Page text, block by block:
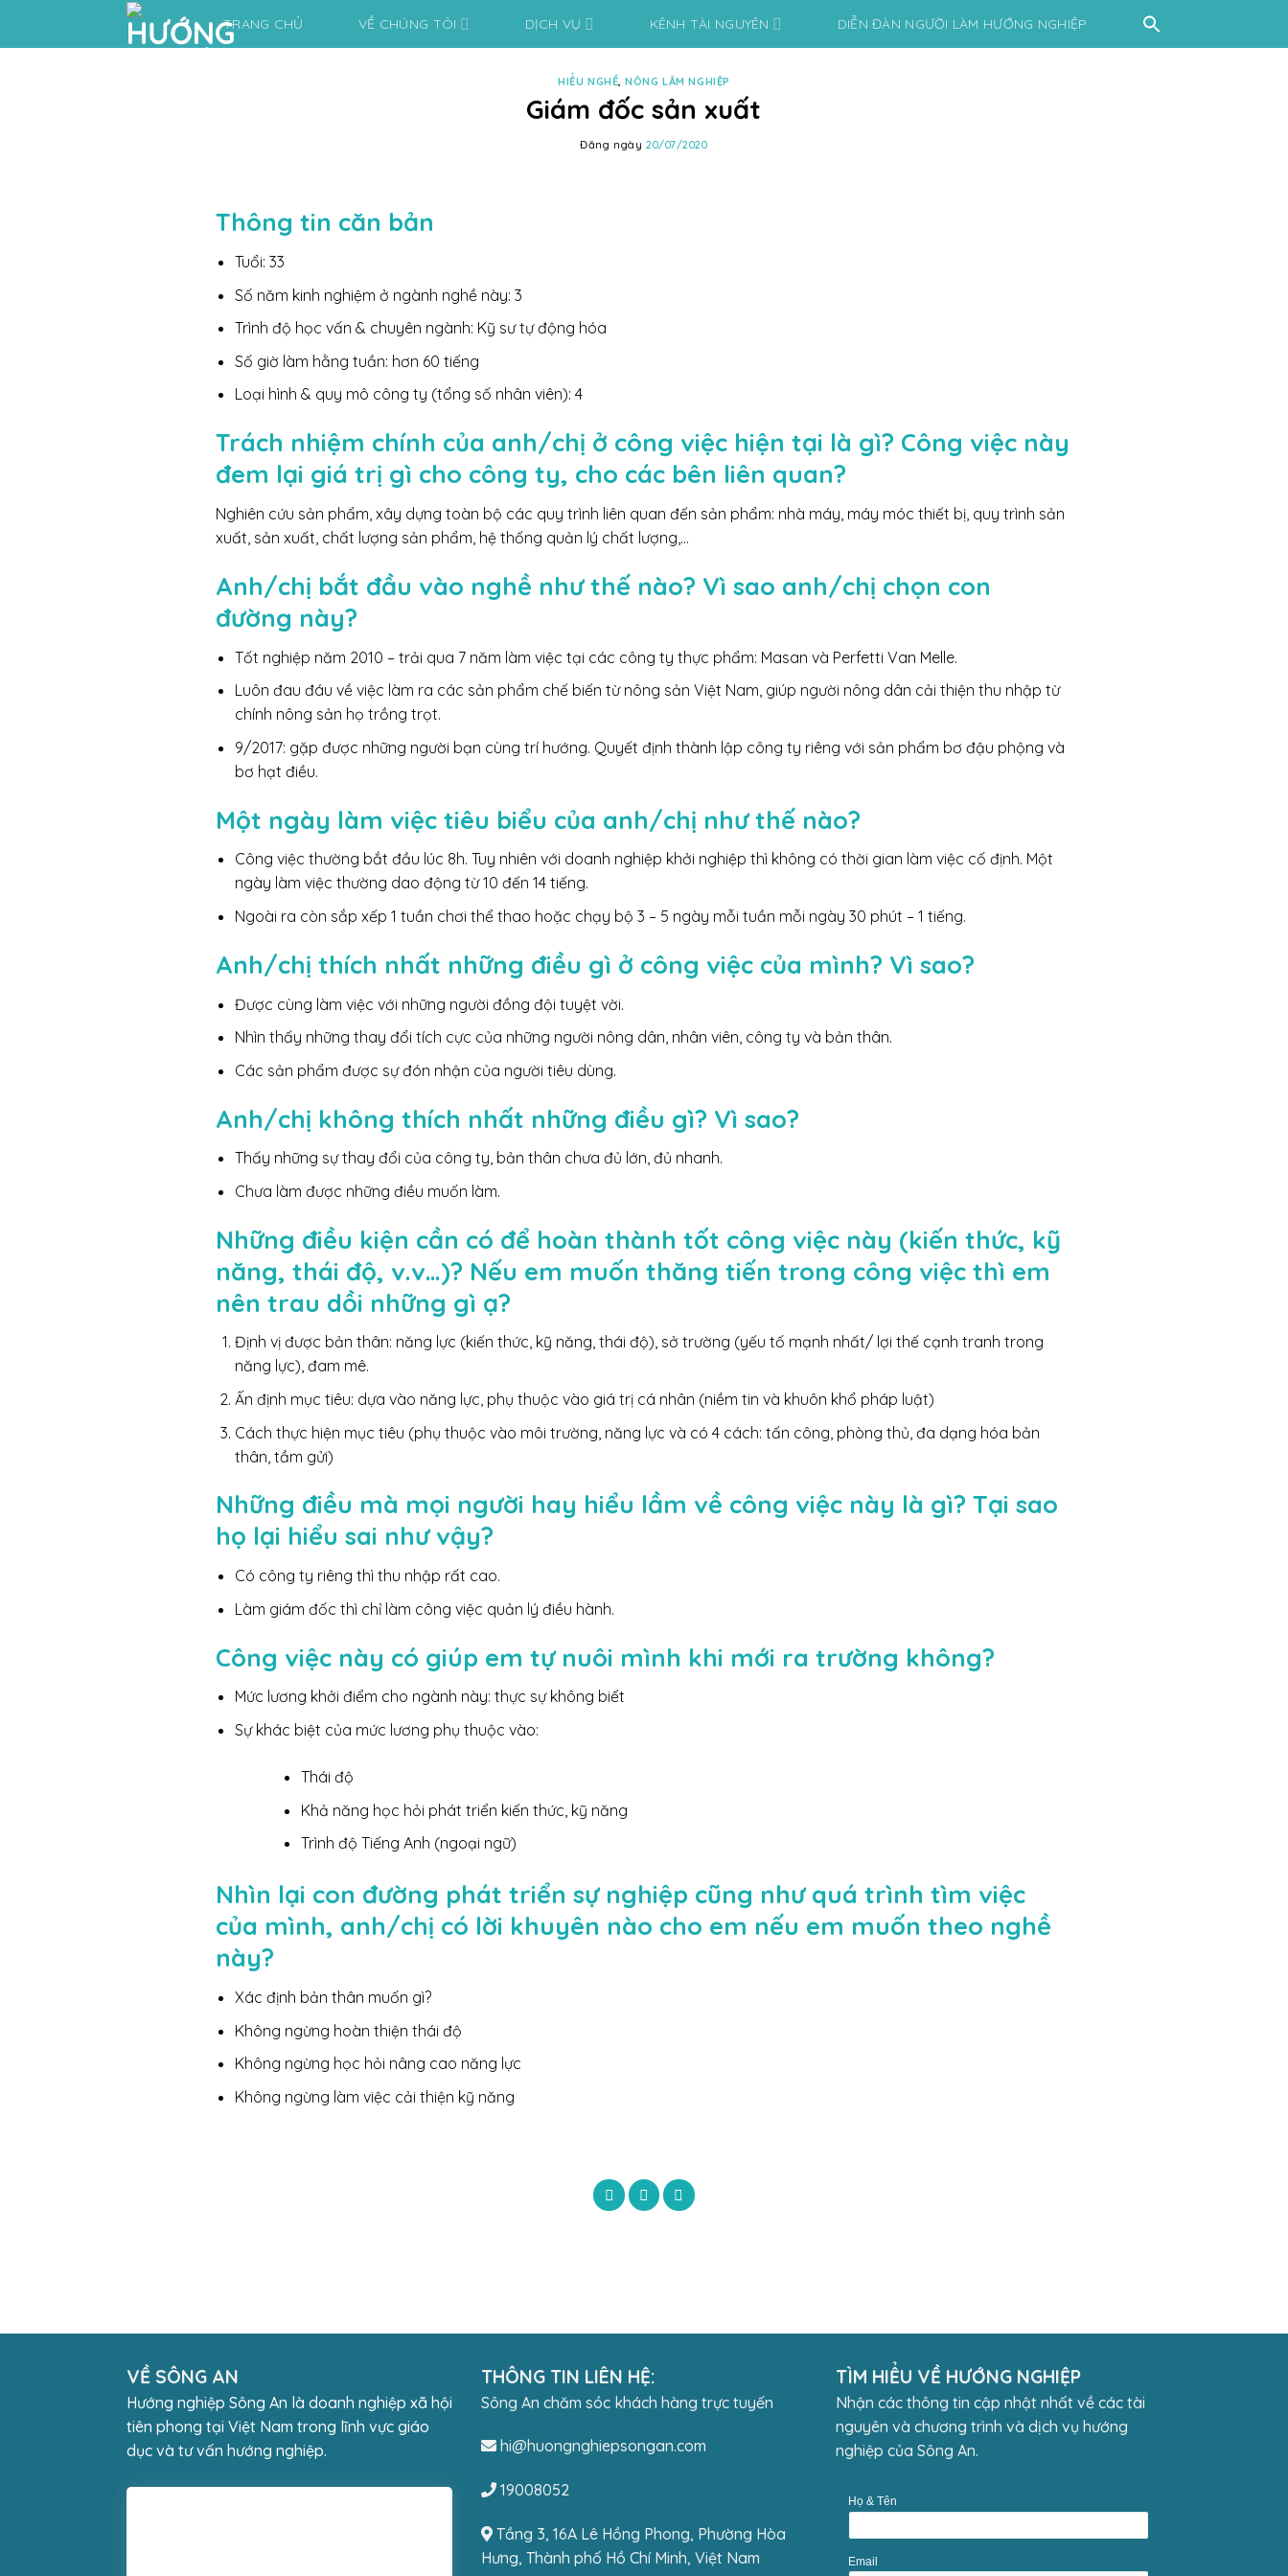
TRANG CHỦ VỀ CHÚNG TÔI DỊCH VỤ KÊNH TÀI NGUYÊN DIỄN ĐÀN NGƯỜI LÀM HƯỚNG NGHIỆP
HIỂU NGHỀ,NÔNG LÂM NGHIỆP
Giám đốc sản xuất
Đăng ngày 20/07/2020
Thông tin căn bản
Tuổi: 33
Số năm kinh nghiệm ở ngành nghề này: 3
Trình độ học vấn & chuyên ngành: Kỹ sư tự động hóa
Số giờ làm hằng tuần: hơn 60 tiếng
Loại hình & quy mô công ty (tổng số nhân viên): 4
Trách nhiệm chính của anh/chị ở công việc hiện tại là gì? Công việc này
đem lại giá trị gì cho công ty, cho các bên liên quan?
Nghiên cứu sản phẩm, xây dựng toàn bộ các quy trình liên quan đến sản phẩm: nhà máy, máy móc thiết bị, quy trình sản
xuất, sản xuất, chất lượng sản phẩm, hệ thống quản lý chất lượng,…
Anh/chị bắt đầu vào nghề như thế nào? Vì sao anh/chị chọn con
đường này?
Tốt nghiệp năm 2010 – trải qua 7 năm làm việc tại các công ty thực phẩm: Masan và Perfetti Van Melle.
Luôn đau đáu về việc làm ra các sản phẩm chế biến từ nông sản Việt Nam, giúp người nông dân cải thiện thu nhập từ
chính nông sản họ trồng trọt.
9/2017: gặp được những người bạn cùng trí hướng. Quyết định thành lập công ty riêng với sản phẩm bơ đậu phộng và
bơ hạt điều.
Một ngày làm việc tiêu biểu của anh/chị như thế nào?
Công việc thường bắt đầu lúc 8h. Tuy nhiên với doanh nghiệp khởi nghiệp thì không có thời gian làm việc cố định. Một
ngày làm việc thường dao động từ 10 đến 14 tiếng.
Ngoài ra còn sắp xếp 1 tuần chơi thể thao hoặc chạy bộ 3 – 5 ngày mỗi tuần mỗi ngày 30 phút – 1 tiếng.
Anh/chị thích nhất những điều gì ở công việc của mình? Vì sao?
Được cùng làm việc với những người đồng đội tuyệt vời.
Nhìn thấy những thay đổi tích cực của những người nông dân, nhân viên, công ty và bản thân.
Các sản phẩm được sự đón nhận của người tiêu dùng.
Anh/chị không thích nhất những điều gì? Vì sao?
Thấy những sự thay đổi của công ty, bản thân chưa đủ lớn, đủ nhanh.
Chưa làm được những điều muốn làm.
Những điều kiện cần có để hoàn thành tốt công việc này (kiến thức, kỹ
năng, thái độ, v.v…)? Nếu em muốn thăng tiến trong công việc thì em
nên trau dồi những gì ạ?
Định vị được bản thân: năng lực (kiến thức, kỹ năng, thái độ), sở trường (yếu tố mạnh nhất/ lợi thế cạnh tranh trong
năng lực), đam mê.
Ấn định mục tiêu: dựa vào năng lực, phụ thuộc vào giá trị cá nhân (niềm tin và khuôn khổ pháp luật)
Cách thực hiện mục tiêu (phụ thuộc vào môi trường, năng lực và có 4 cách: tấn công, phòng thủ, đa dạng hóa bản
thân, tầm gửi)
Những điều mà mọi người hay hiểu lầm về công việc này là gì? Tại sao
họ lại hiểu sai như vậy?
Có công ty riêng thì thu nhập rất cao.
Làm giám đốc thì chỉ làm công việc quản lý điều hành.
Công việc này có giúp em tự nuôi mình khi mới ra trường không?
Mức lương khởi điểm cho ngành này: thực sự không biết
Sự khác biệt của mức lương phụ thuộc vào:
Thái độ
Khả năng học hỏi phát triển kiến thức, kỹ năng
Trình độ Tiếng Anh (ngoại ngữ)
Nhìn lại con đường phát triển sự nghiệp cũng như quá trình tìm việc
của mình, anh/chị có lời khuyên nào cho em nếu em muốn theo nghề
này?
Xác định bản thân muốn gì?
Không ngừng hoàn thiện thái độ
Không ngừng học hỏi nâng cao năng lực
Không ngừng làm việc cải thiện kỹ năng
VỀ SÔNG AN
Hướng nghiệp Sông An là doanh nghiệp xã hội
tiên phong tại Việt Nam trong lĩnh vực giáo
dục và tư vấn hướng nghiệp.
THÔNG TIN LIÊN HỆ:
Sông An chăm sóc khách hàng trực tuyến
hi@huongnghiepsongan.com
19008052
Tầng 3, 16A Lê Hồng Phong, Phường Hòa
Hưng, Thành phố Hồ Chí Minh, Việt Nam
TÌM HIỂU VỀ HƯỚNG NGHIỆP
Nhận các thông tin cập nhật nhất về các tài
nguyên và chương trình và dịch vụ hướng
nghiệp của Sông An.
Họ & Tên
Email